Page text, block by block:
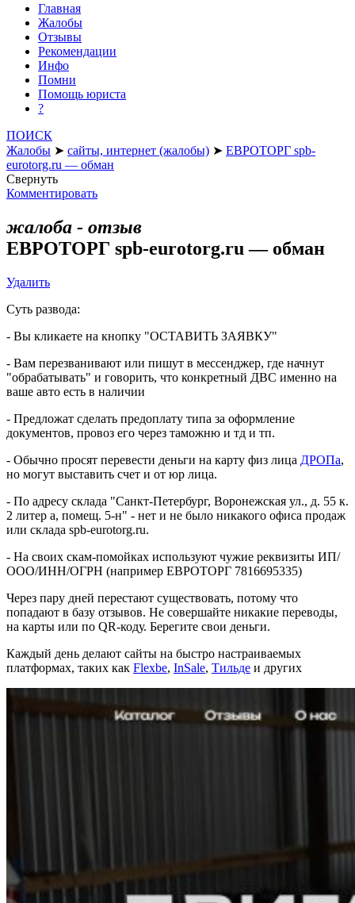
Главная
Жалобы
Отзывы
Рекомендации
Инфо
Помни
Помощь юриста
?
ПОИСК
Жалобы ➤ сайты, интернет (жалобы) ➤ ЕВРОТОРГ spb-
eurotorg.ru — обман
Свернуть
Комментировать
жалоба - отзыв
ЕВРОТОРГ spb-eurotorg.ru — обман
Удалить
Суть развода:
- Вы кликаете на кнопку "ОСТАВИТЬ ЗАЯВКУ"
- Вам перезванивают или пишут в мессенджер, где начнут
"обрабатывать" и говорить, что конкретный ДВС именно на
ваше авто есть в наличии
- Предложат сделать предоплату типа за оформление
документов, провоз его через таможню и тд и тп.
- Обычно просят перевести деньги на карту физ лица ДРОПа,
но могут выставить счет и от юр лица.
- По адресу склада "Санкт-Петербург, Воронежская ул., д. 55 к.
2 литер а, помещ. 5-н" - нет и не было никакого офиса продаж
или склада spb-eurotorg.ru.
- На своих скам-помойках используют чужие реквизиты ИП/
ООО/ИНН/ОГРН (например ЕВРОТОРГ 7816695335)
Через пару дней перестают существовать, потому что
попадают в базу отзывов. Не совершайте никакие переводы,
на карты или по QR-коду. Берегите свои деньги.
Каждый день делают сайты на быстро настраиваемых
платформах, таких как Flexbe, InSale, Тильде и других